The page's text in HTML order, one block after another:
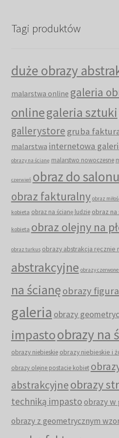
Tagi produktów
duże obrazy
malarstwa online galeria
onlinegaleria sztuki
gallerystore gruba
malarstwa internetowa
obrazy na ścianę malarstwo nowoczesne
czerwień obraz do
obraz fakturalny obraz
kobieta obraz na ścianę ludzie obraz na
kobieta obraz olejny na
obraz turkus obrazy abstrakcja ręcznie
abstrakcyjne obrazy
na ścianęobrazy
galeria obrazy
impastoobrazy na
obrazy niebieskie obrazy niebieskie i
obrazy olejne postacie kobiet
abstrakcyjneobrazy
techniką impastoobrazy w
obrazy z geometrycznym